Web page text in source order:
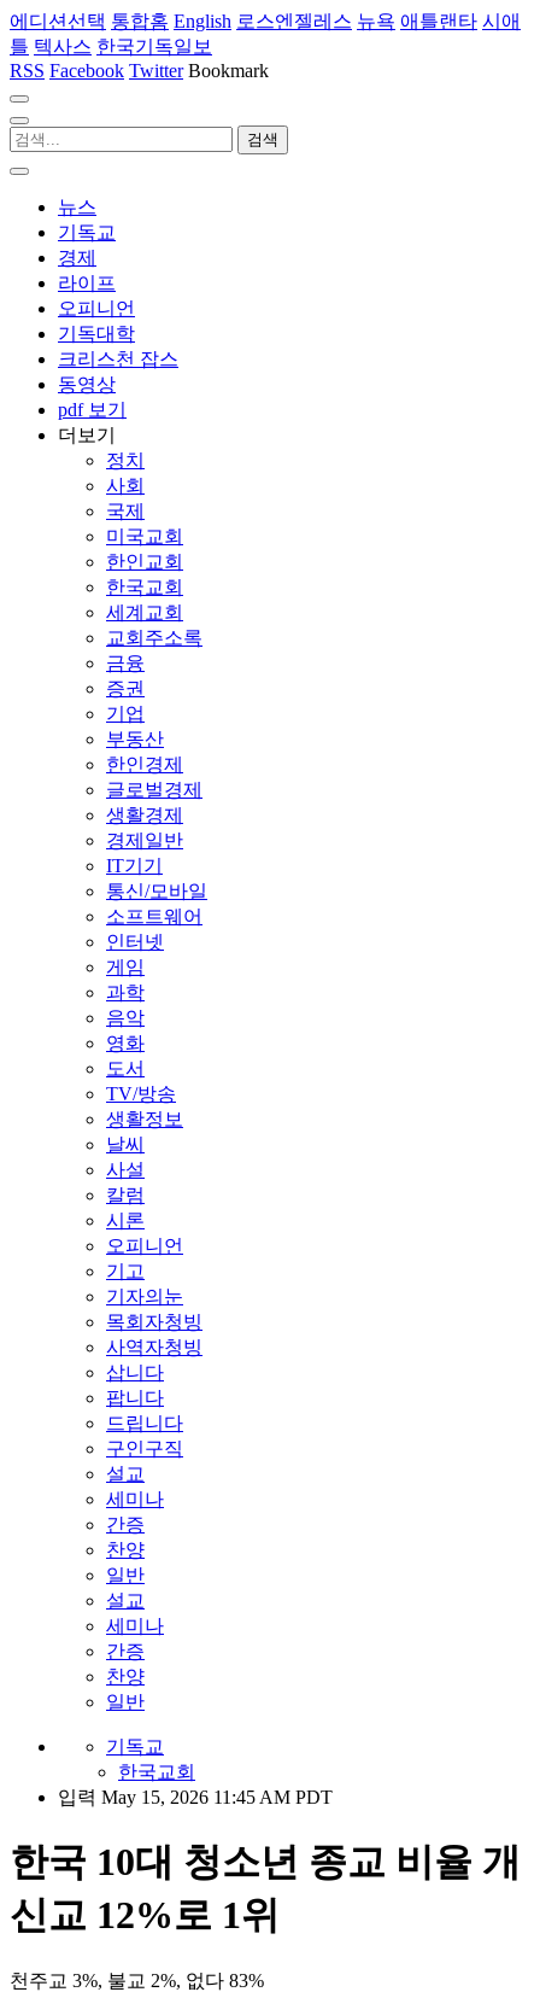
에디션선택 통합홈 English 로스엔젤레스 뉴욕 애틀랜타 시애
틀 텍사스 한국기독일보
RSS Facebook Twitter Bookmark
뉴스
기독교
경제
라이프
오피니언
기독대학
크리스천 잡스
동영상
pdf 보기
더보기
정치
사회
국제
미국교회
한인교회
한국교회
세계교회
교회주소록
금융
증권
기업
부동산
한인경제
글로벌경제
생활경제
경제일반
IT기기
통신/모바일
소프트웨어
인터넷
게임
과학
음악
영화
도서
TV/방송
생활정보
날씨
사설
칼럼
시론
오피니언
기고
기자의눈
목회자청빙
사역자청빙
삽니다
팝니다
드립니다
구인구직
설교
세미나
간증
찬양
일반
설교
세미나
간증
찬양
일반
기독교
한국교회
입력 May 15, 2026 11:45 AM PDT
한국 10대 청소년 종교 비율 개
신교 12%로 1위
천주교 3%, 불교 2%, 없다 83%